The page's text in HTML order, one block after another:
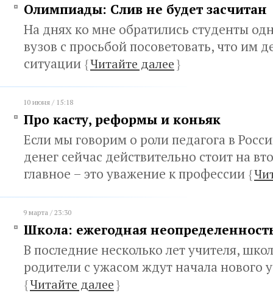
Олимпиады: Слив не будет засчитан
На днях ко мне обратились студенты
вузов с просьбой посоветовать, что им
ситуации {Читайте далее}
10 июня / 15:18
Про касту, реформы и коньяк
Если мы говорим о роли педагога в
денег сейчас действительно стоит на
главное – это уважение к профессии {
9 марта / 23:30
Школа: ежегодная
В последние несколько лет учителя,
родители с ужасом ждут начала нового
{Читайте далее}